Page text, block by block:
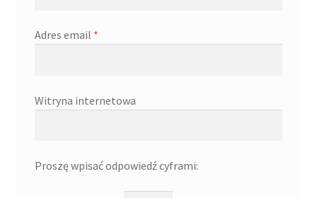
Adres email *
Witryna internetowa
Proszę wpisać odpowiedź cyframi: